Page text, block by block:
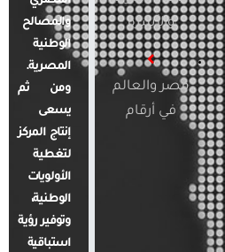
والأسرة
مصر والعالم
في أرقام
والمصالح
الوطنية
المصرية.
ومن ثم
يسعى
إنتاج المركز
لتغطية
الأولويات
الوطنية،
وتوفير رؤية
استباقية